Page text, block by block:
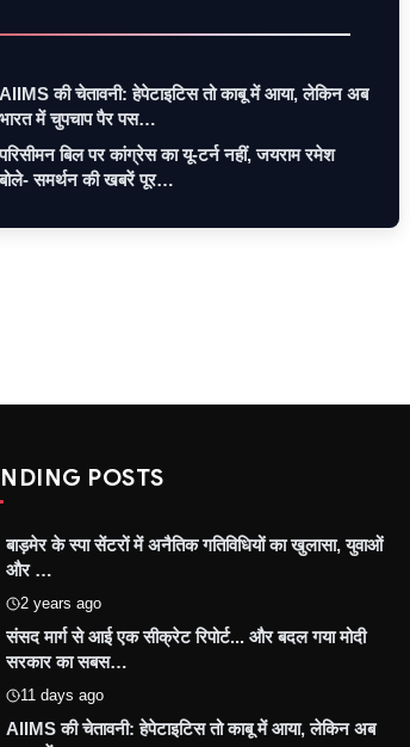
AIIMS की चेतावनी: हेपेटाइटिस तो काबू में आया, लेकिन अब
भारत में चुपचाप पैर पस…
परिसीमन बिल पर कांग्रेस का यू-टर्न नहीं, जयराम रमेश
बोले- समर्थन की खबरें पूर…
POSTS
बाड़मेर के स्पा सेंटरों में अनैतिक गतिविधियों का खुलासा, युवाओं
और …
2 years ago
संसद मार्ग से आई एक सीक्रेट रिपोर्ट... और बदल गया मोदी
सरकार का सबस…
11 days ago
AIIMS की चेतावनी: हेपेटाइटिस तो काबू में आया, लेकिन अब